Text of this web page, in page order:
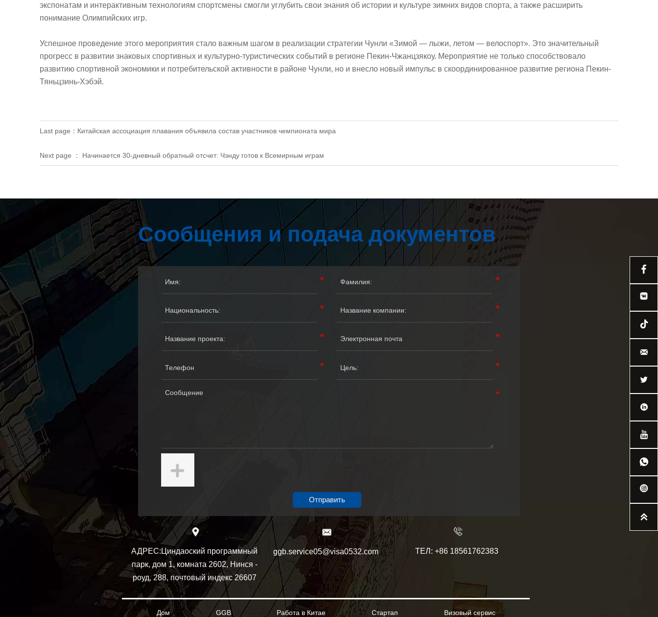
экспонатам и интерактивным технологиям спортсмены смогли углубить свои знания об истории и культуре зимних видов спорта, а также расширить
понимание Олимпийских игр.
Успешное проведение этого мероприятия стало важным шагом в реализации стратегии Чунли «Зимой — лыжи, летом — велоспорт». Это значительный
прогресс в развитии знаковых спортивных и культурно-туристических событий в регионе Пекин-Чжанцзякоу. Мероприятие не только способствовало
развитию спортивной экономики и потребительской активности в районе Чунли, но и внесло новый импульс в скоординированное развитие региона Пекин-
Тяньцзинь-Хэбэй.
Last page： Китайская ассоциация плавания объявила состав участников чемпионата мира
Next page ： Начинается 30-дневный обратный отсчет: Чэнду готов к Всемирным играм
Сообщения и подача документов
Отправить
АДРЕС: Циндаоский программный
парк, дом 1, комната 2602, Нинся -
роуд, 288, почтовый индекс 26607
ggb.service05@visa0532.com ТЕЛ: +86 18561762383
Дом GGB Работа в Китае Стартап Визовый сервис







